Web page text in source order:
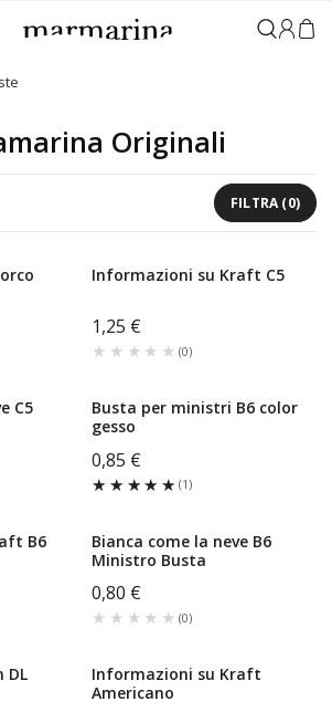
Accedi
Originali
FILTRA(0)
Informazioni su Kraft C5
1,25 €
★★★★★
★★★★★ (0)
C5
Busta per ministri B6 color
gesso
0,85 €
★★★★★
★★★★★ (1)
B6
Bianca come la neve B6
Ministro Busta
0,80 €
★★★★★
★★★★★ (0)
DL
Informazioni su Kraft
Americano